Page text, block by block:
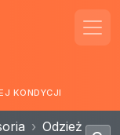
KONDYCJI
Odzież